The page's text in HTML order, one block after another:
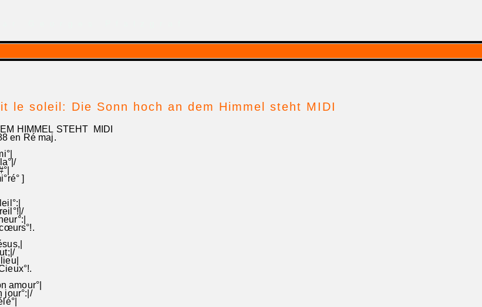
le soleil: Die Sonn hoch an dem Himmel steht MIDI
HIMMEL STEHT MIDI
en Ré maj.
]
amour°|
jour°:|/